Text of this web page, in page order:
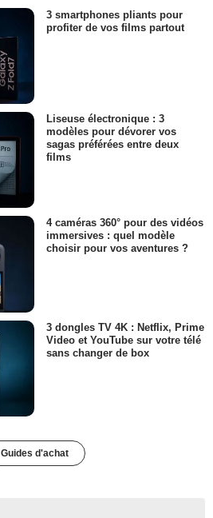
3 smartphones pliants pour
profiter de vos films partout
Liseuse électronique : 3
modèles pour dévorer vos
sagas préférées entre deux
films
4 caméras 360° pour des vidéos
immersives : quel modèle
choisir pour vos aventures ?
3 dongles TV 4K : Netflix, Prime
Video et YouTube sur votre télé
sans changer de box
Guides d'achat